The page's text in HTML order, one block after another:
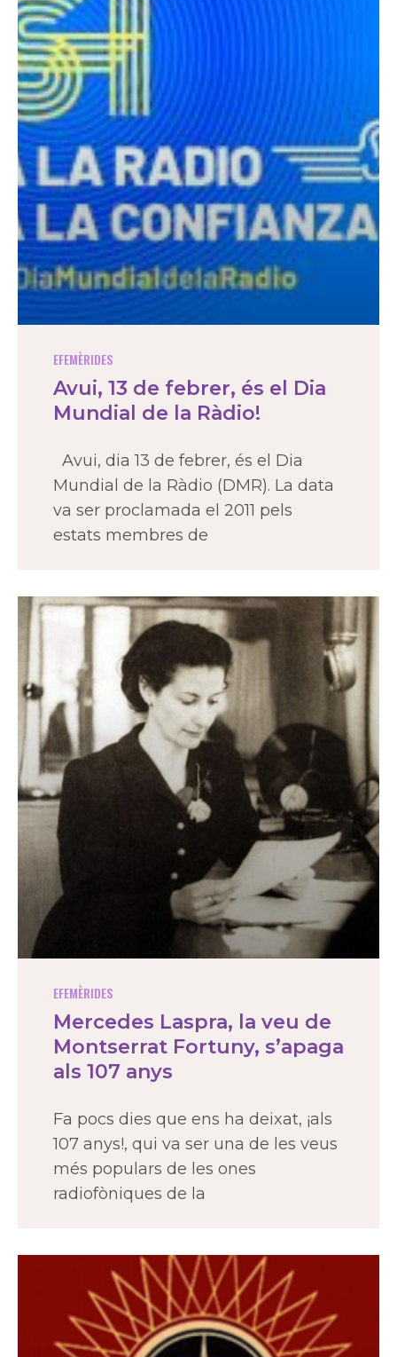
EFEMÈRIDES
Avui, 13 de febrer, és el Dia
Mundial de la Ràdio!
Avui, dia 13 de febrer, és el Dia
Mundial de la Ràdio (DMR). La data
va ser proclamada el 2011 pels
estats membres de
EFEMÈRIDES
Mercedes Laspra, la veu de
Montserrat Fortuny, s’apaga
als 107 anys
Fa pocs dies que ens ha deixat, ¡als
107 anys!, qui va ser una de les veus
més populars de les ones
radiofòniques de la